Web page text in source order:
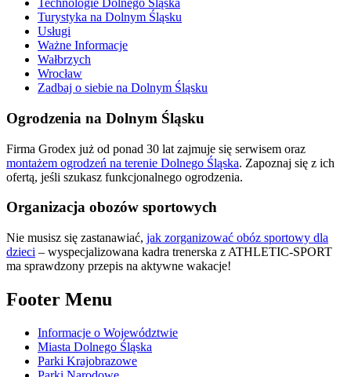
Technologie Dolnego Śląska
Turystyka na Dolnym Śląsku
Usługi
Ważne Informacje
Wałbrzych
Wrocław
Zadbaj o siebie na Dolnym Śląsku
Ogrodzenia na Dolnym Śląsku
Firma Grodex już od ponad 30 lat zajmuje się serwisem oraz
montażem ogrodzeń na terenie Dolnego Śląska. Zapoznaj się z ich
ofertą, jeśli szukasz funkcjonalnego ogrodzenia.
Organizacja obozów sportowych
Nie musisz się zastanawiać, jak zorganizować obóz sportowy dla
dzieci – wyspecjalizowana kadra trenerska z ATHLETIC-SPORT
ma sprawdzony przepis na aktywne wakacje!
Footer Menu
Informacje o Województwie
Miasta Dolnego Śląska
Parki Krajobrazowe